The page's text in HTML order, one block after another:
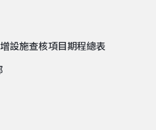
設施查核項目期程總表